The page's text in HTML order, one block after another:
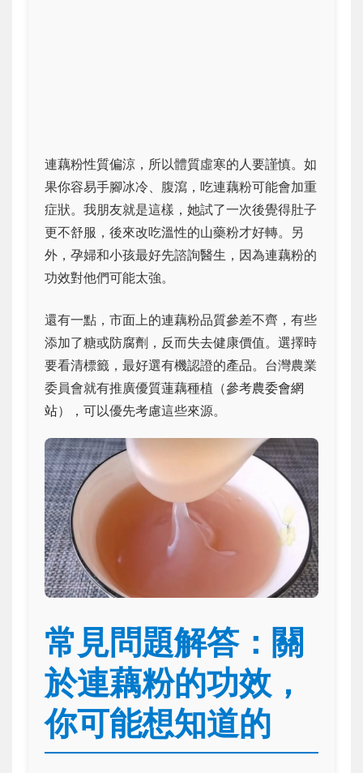
連藕粉性質偏涼，所以體質虛寒的人要謹慎。如
果你容易手腳冰冷、腹瀉，吃連藕粉可能會加重
症狀。我朋友就是這樣，她試了一次後覺得肚子
更不舒服，後來改吃溫性的山藥粉才好轉。另
外，孕婦和小孩最好先諮詢醫生，因為連藕粉的
功效對他們可能太強。
還有一點，市面上的連藕粉品質參差不齊，有些
添加了糖或防腐劑，反而失去健康價值。選擇時
要看清標籤，最好選有機認證的產品。台灣農業
委員會就有推廣優質蓮藕種植（參考農委會網
站），可以優先考慮這些來源。
常見問題解答：關
於連藕粉的功效，
你可能想知道的